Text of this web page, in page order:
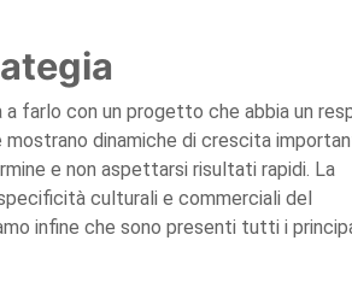
farlo con un progetto che abbia un
dinamiche di crescita
e non aspettarsi risultati rapidi. La
culturali e commerciali del
infine che sono presenti tutti i